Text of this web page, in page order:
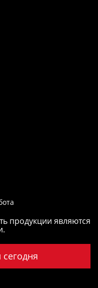
продукции являются